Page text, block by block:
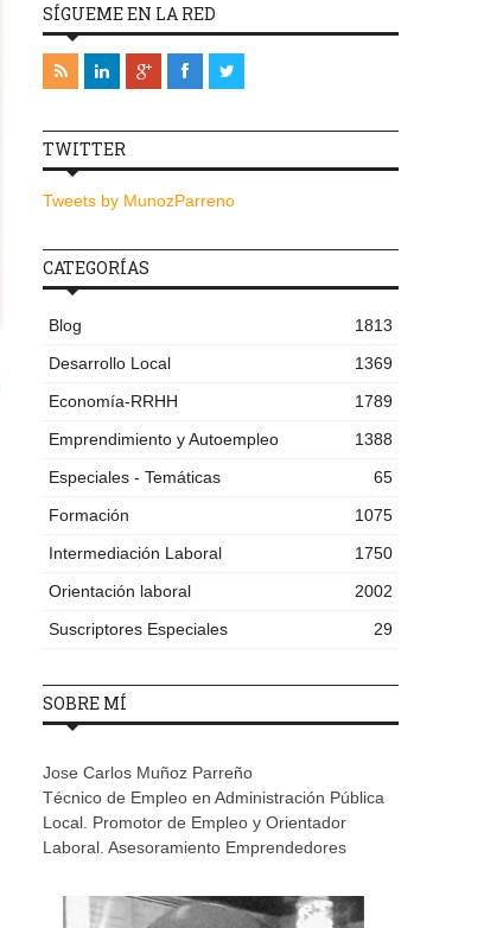
SÍGUEME EN LA RED
TWITTER
Tweets by MunozParreno
CATEGORÍAS
Blog
1813
Desarrollo Local
1369
Economía-RRHH
1789
Emprendimiento y Autoempleo
1388
Especiales - Temáticas
65
Formación
1075
Intermediación Laboral
1750
Orientación laboral
2002
Suscriptores Especiales
29
SOBRE MÍ
Jose Carlos Muñoz Parreño
Técnico de Empleo en Administración Pública
Local. Promotor de Empleo y Orientador
Laboral. Asesoramiento Emprendedores